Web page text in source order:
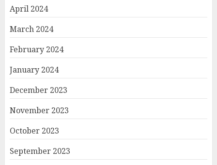
April 2024
March 2024
February 2024
January 2024
December 2023
November 2023
October 2023
September 2023